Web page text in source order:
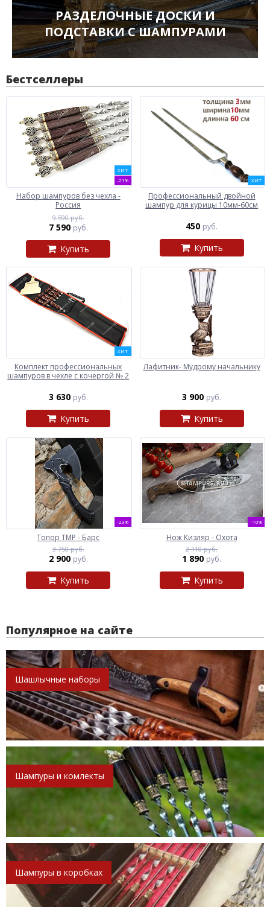
РАЗДЕЛОЧНЫЕ ДОСКИ И
ПОДСТАВКИ С ШАМПУРАМИ
Бестселлеры
ХИТ
-21%
Набор шампуров без чехла -
Россия
9 590 руб.
7 590 руб.
Купить
ХИТ
Профессиональный двойной
шампур для курицы 10мм-60см
450 руб.
Купить
ХИТ
Комплект профессиональных
шампуров в чехле с кочергой № 2
3 630 руб.
Купить
Лафитник- Мудрому начальнику
3 900 руб.
Купить
-23%
Топор ТМР - Барс
3 750 руб.
2 900 руб.
Купить
-10%
Нож Кизляр - Охота
2 110 руб.
1 890 руб.
Купить
Популярное на сайте
Шашлычные наборы
Шампуры и комлекты
Шампуры в коробках